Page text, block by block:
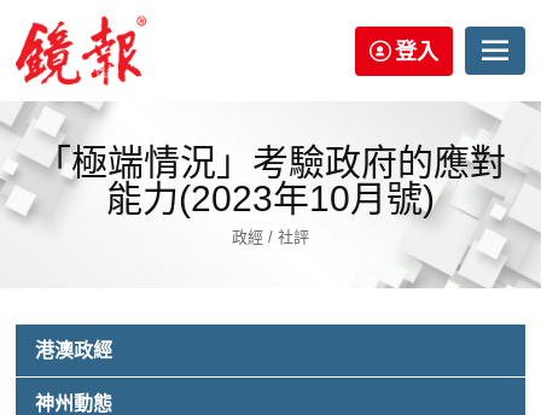
登入
「極端情況」考驗政府的應對
能力(2023年10月號)
政經 / 社評
港澳政經
神州動態